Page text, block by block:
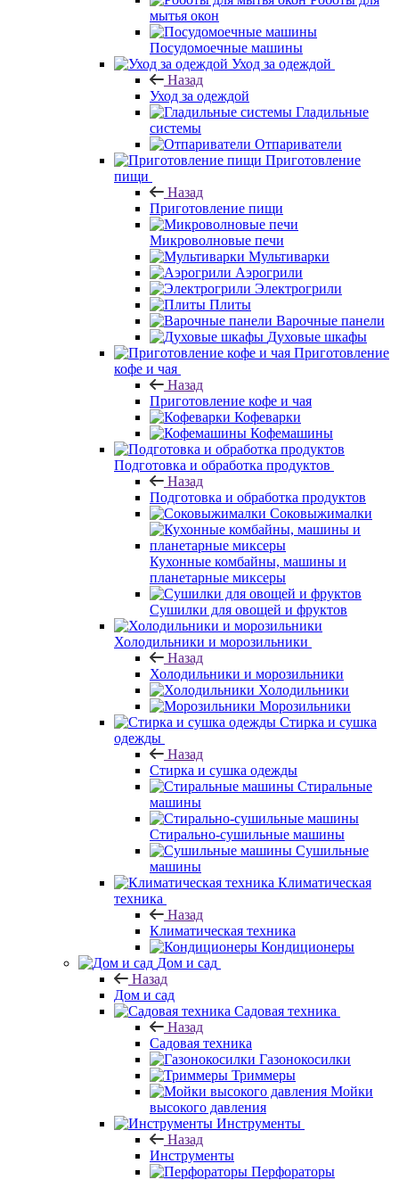
мытья окон
Посудомоечные машины
Уход за одеждой
Назад
Уход за одеждой
Гладильные
системы
Отпариватели
Приготовление
пищи
Назад
Приготовление пищи
Микроволновые печи
Мультиварки
Аэрогрили
Электрогрили
Плиты
Варочные панели
Духовые шкафы
Приготовление
кофе и чая
Назад
Приготовление кофе и чая
Кофеварки
Кофемашины
Подготовка и обработка продуктов
Назад
Подготовка и обработка продуктов
Соковыжималки
Кухонные комбайны, машины и
планетарные миксеры
Сушилки для овощей и фруктов
Холодильники и морозильники
Назад
Холодильники и морозильники
Холодильники
Морозильники
Стирка и сушка
одежды
Назад
Стирка и сушка одежды
Стиральные
машины
Стирально-сушильные машины
Сушильные
машины
Климатическая
техника
Назад
Климатическая техника
Кондиционеры
Дом и сад
Назад
Дом и сад
Садовая техника
Назад
Садовая техника
Газонокосилки
Триммеры
Мойки
высокого давления
Инструменты
Назад
Инструменты
Перфораторы